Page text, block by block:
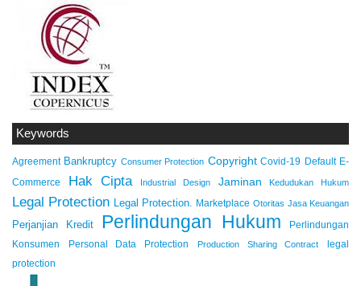
Keywords
Agreement Bankruptcy Consumer Protection Copyright Covid-19 Default E-
Commerce
Hak Cipta Industrial Design Jaminan Kedudukan Hukum
Legal Protection Legal Protection. Marketplace Otoritas Jasa Keuangan
Perjanjian Kredit Perlindungan Hukum
Perlindungan
Konsumen
Personal Data Protection Production Sharing Contract
legal
protection